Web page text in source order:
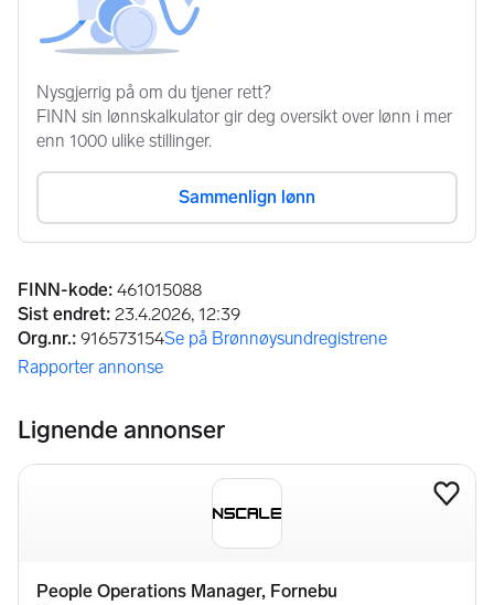
Annonseinformasjon
FINN-kode: 461015088
Sist endret: 23.4.2026, 12:39
Org.nr.: 916573154Se på Brønnøysundregistrene
(åpnes i ny fane)
Rapporter annonse